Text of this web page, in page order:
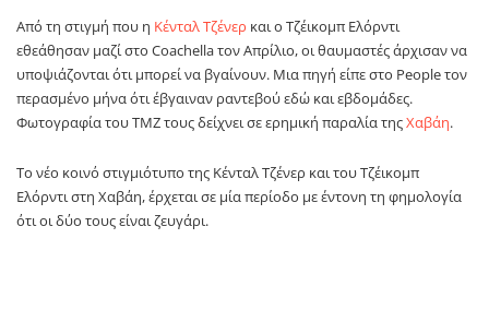
Από τη στιγμή που η Κένταλ Τζένερ και ο Τζέικομπ Ελόρντι
εθεάθησαν μαζί στο Coachella τον Απρίλιο, οι θαυμαστές άρχισαν να
υποψιάζονται ότι μπορεί να βγαίνουν. Μια πηγή είπε στο People τον
περασμένο μήνα ότι έβγαιναν ραντεβού εδώ και εβδομάδες.
Φωτογραφία του TMZ τους δείχνει σε ερημική παραλία τηςΧαβάη.
Το νέο κοινό στιγμιότυπο της Κένταλ Τζένερ και του Τζέικομπ
Ελόρντι στη Χαβάη, έρχεται σε μία περίοδο με έντονη τη φημολογία
ότι οι δύο τους είναι ζευγάρι.